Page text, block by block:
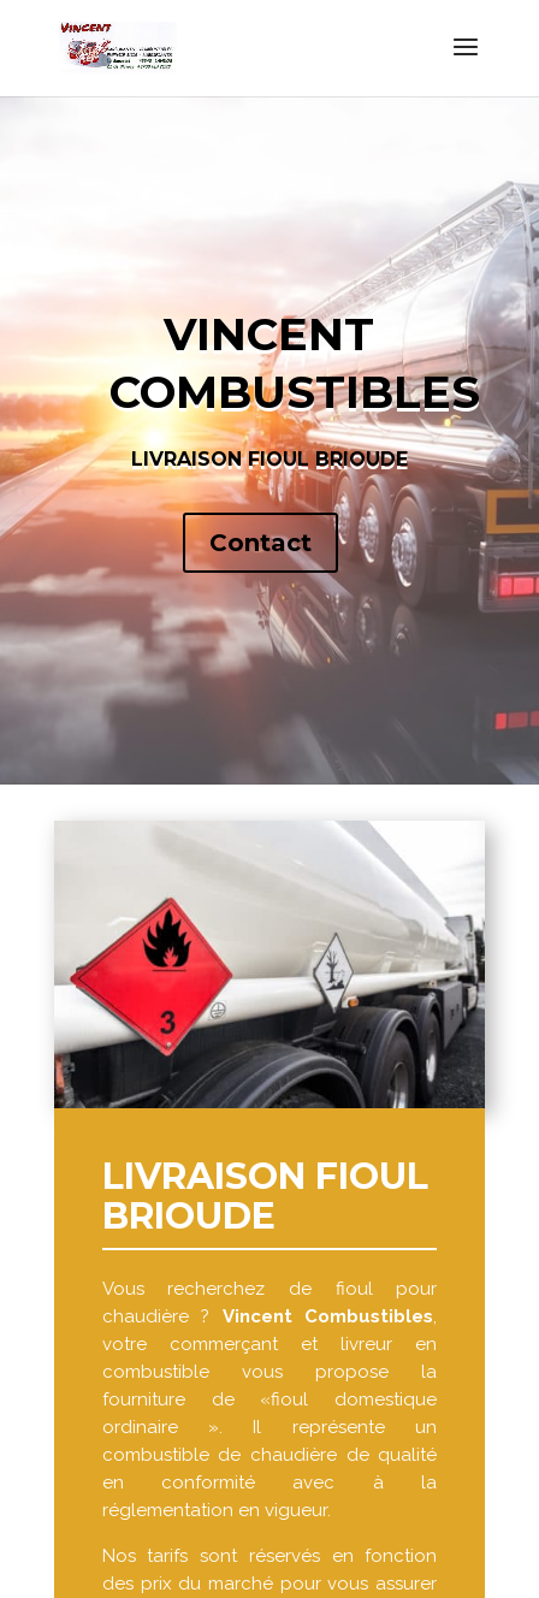
VINCENT
COMBUSTIBLES
LIVRAISON FIOUL BRIOUDE
Contact
LIVRAISON FIOUL
BRIOUDE
Vous recherchez de fioul pour
chaudière ? Vincent Combustibles,
votre commerçant et livreur en
combustible vous propose la
fourniture de «fioul domestique
ordinaire ». Il représente un
combustible de chaudière de qualité
en conformité avec à la
réglementation en vigueur.
Nos tarifs sont réservés en fonction
des prix du marché pour vous assurer